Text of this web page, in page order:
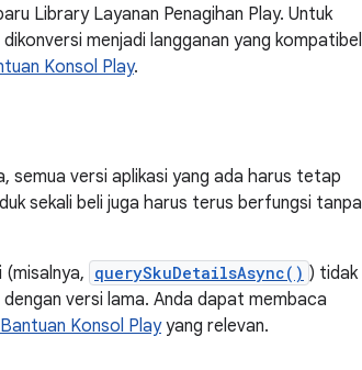
Library Layanan Penagihan Play. Untuk
menjadi langganan yang kompatibel
Konsol Play.
semua versi aplikasi yang ada harus tetap
sekali beli juga harus terus berfungsi tanpa
(misalnya, querySkuDetailsAsync() ) tidak
versi lama. Anda dapat membaca
Konsol Playyang relevan.